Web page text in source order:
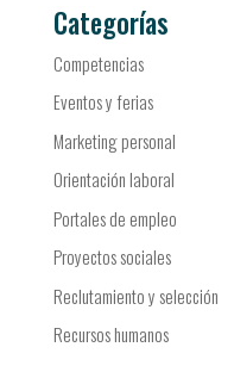
Categorías
Competencias
Eventos y ferias
Marketing personal
Orientación laboral
Portales de empleo
Proyectos sociales
Reclutamiento y selección
Recursos humanos